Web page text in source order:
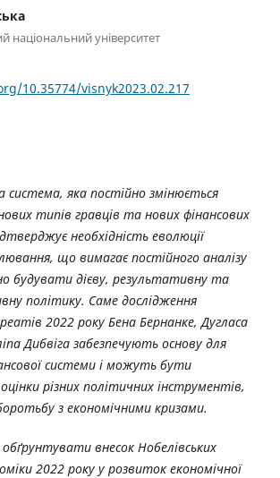
національний університет
10.35774/visnyk2023.02.217
система, яка постійно змінюється
типів гравців та нових фінансових
необхідність еволюції
що вимагає постійного аналізу
будувати дієву, результативну та
політику. Саме дослідження
2022 року Бена Бернанке, Дугласа
Дибвіга забезпечують основу для
системи і можуть бути
різних політичних інструментів,
з економічними кризами.
обґрунтувати внесок Нобелівських
2022 року у розвиток економічної